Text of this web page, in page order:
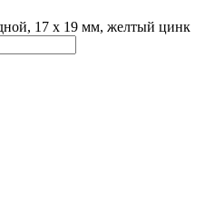
17 х 19 мм, желтый цинк